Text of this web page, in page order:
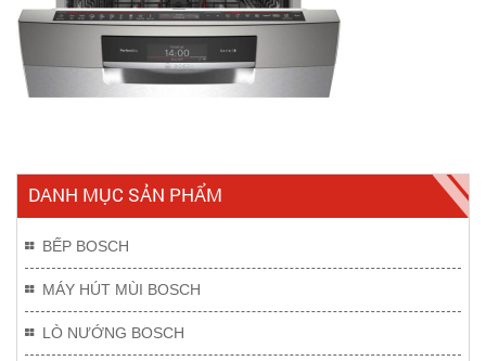
DANH MỤC SẢN PHẨM
BẾP BOSCH
MÁY HÚT MÙI BOSCH
LÒ NƯỚNG BOSCH